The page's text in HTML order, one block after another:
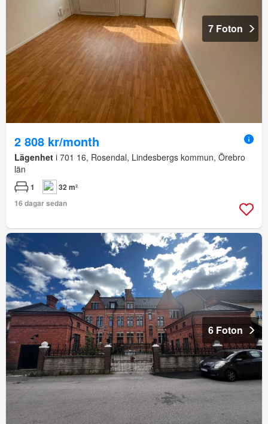
7 Foton
2 808 kr/month
Lägenhet i 701 16, Rosendal, Lindesbergs kommun, Örebro
län
1
32 m²
16 dagar sedan
6 Foton